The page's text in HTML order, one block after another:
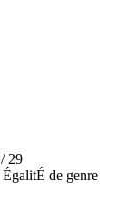
/ 29
ÉgalitÉ de genre